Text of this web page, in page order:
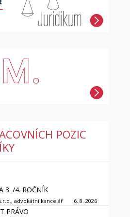
POZIC
3. /4. ROČNÍK
s.r.o., advokátní kancelář 6. 8. 2026
PRÁVO